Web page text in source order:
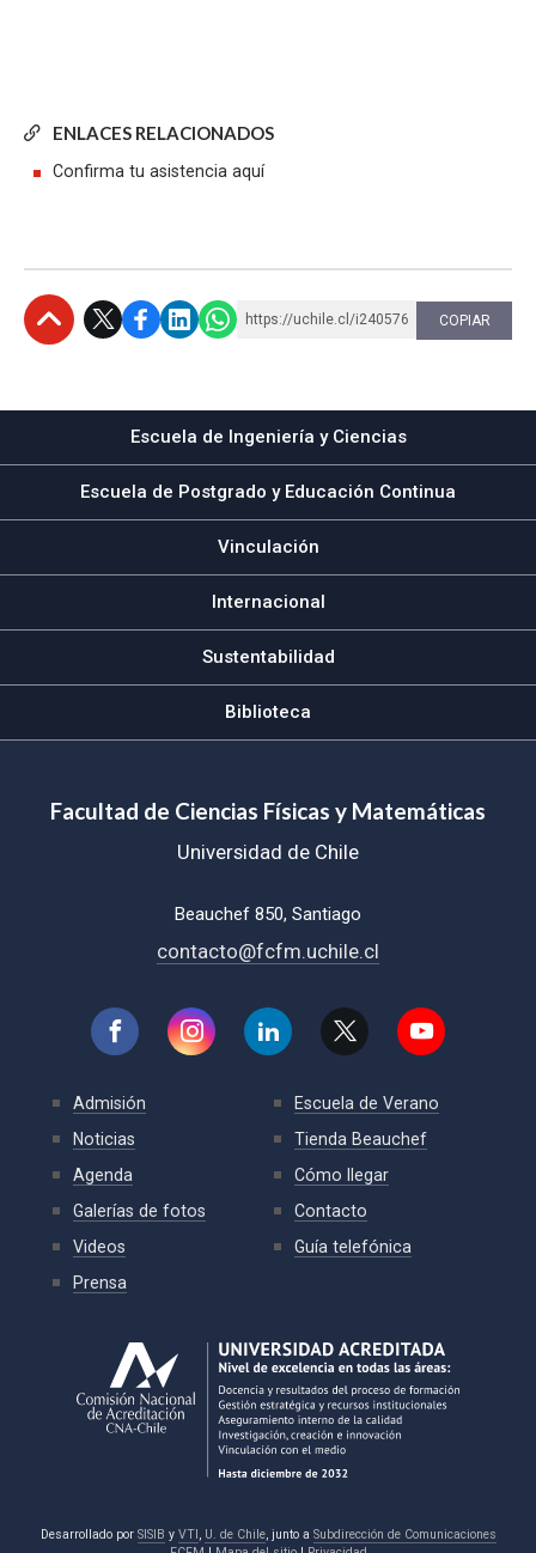
ENLACES RELACIONADOS
Confirma tu asistencia aquí
https://uchile.cl/i240576 COPIAR
Escuela de Ingeniería y Ciencias
Escuela de Postgrado y Educación Continua
Vinculación
Internacional
Sustentabilidad
Biblioteca
Facultad de Ciencias Físicas y Matemáticas
Universidad de Chile
Beauchef 850, Santiago
contacto@fcfm.uchile.cl
Admisión
Noticias
Agenda
Galerías de fotos
Videos
Prensa
Escuela de Verano
Tienda Beauchef
Cómo llegar
Contacto
Guía telefónica
Desarrollado por SISIB y VTI, U. de Chile, junto a Subdirección de Comunicaciones